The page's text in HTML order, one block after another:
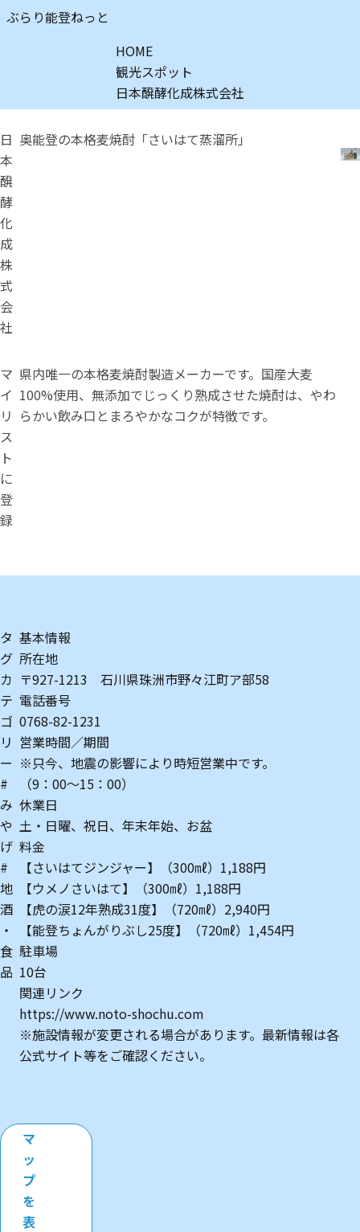
ぶらり能登ねっと
HOME
観光スポット
日本醗酵化成株式会社
日
本
醗
酵
化
成
株
式
会
社
奥能登の本格麦焼酎「さいはて蒸溜所」
県内唯一の本格麦焼酎製造メーカーです。国産大麦
100%使用、無添加でじっくり熟成させた焼酎は、やわ
らかい飲み口とまろやかなコクが特徴です。
マ
イ
リ
ス
ト
に
登
録
タ
グ
カ
テ
ゴ
リ
ー
#
み
や
げ
#
地
酒
・
食
品
基本情報
所在地
〒927-1213 石川県珠洲市野々江町ア部58
電話番号
0768-82-1231
営業時間／期間
※只今、地震の影響により時短営業中です。
（9：00～15：00）
休業日
土・日曜、祝日、年末年始、お盆
料金
【さいはてジンジャー】（300㎖）1,188円
【ウメノさいはて】（300㎖）1,188円
【虎の涙12年熟成31度】（720㎖）2,940円
【能登ちょんがりぶし25度】（720㎖）1,454円
駐車場
10台
関連リンク
https://www.noto-shochu.com
※施設情報が変更される場合があります。最新情報は各
公式サイト等をご確認ください。
マ
ッ
プ
を
表